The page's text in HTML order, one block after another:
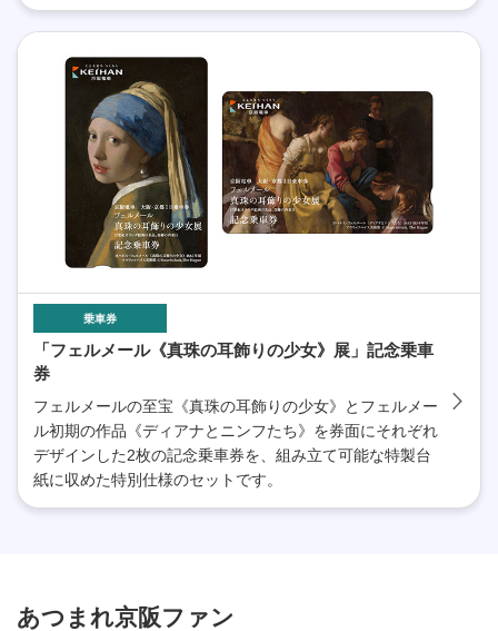
乗車券
「フェルメール《真珠の耳飾りの少女》展」記念乗車
券
フェルメールの至宝《真珠の耳飾りの少女》とフェルメー
ル初期の作品《ディアナとニンフたち》を券面にそれぞれ
デザインした2枚の記念乗車券を、組み立て可能な特製台
紙に収めた特別仕様のセットです。
あつまれ京阪ファン